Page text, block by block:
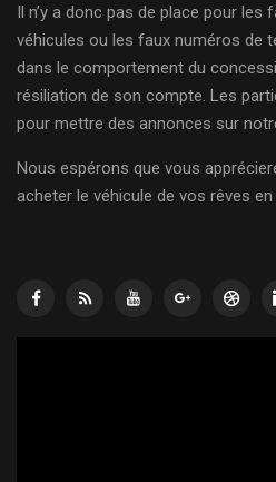
Il n’y a donc pas de place pour
véhicules ou les faux numéros de
dans le comportement du
résiliation de son compte. Les
pour mettre des annonces sur
Nous espérons que vous
acheter le véhicule de vos rêves